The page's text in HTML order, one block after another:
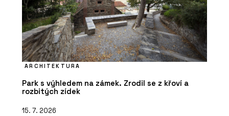
ARCHITEKTURA
Park s výhledem na zámek. Zrodil se z křoví a
rozbitých zídek
15. 7. 2026